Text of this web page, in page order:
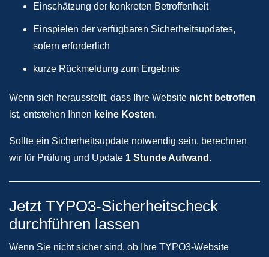
Einschätzung der konkreten Betroffenheit
Einspielen der verfügbaren Sicherheitsupdates,
sofern erforderlich
kurze Rückmeldung zum Ergebnis
Wenn sich herausstellt, dass Ihre Website nicht betroffen
ist, entstehen Ihnen keine Kosten.
Sollte ein Sicherheitsupdate notwendig sein, berechnen
wir für Prüfung und Update 1 Stunde Aufwand .
Jetzt TYPO3-Sicherheitscheck
durchführen lassen
Wenn Sie nicht sicher sind, ob Ihre TYPO3-Website